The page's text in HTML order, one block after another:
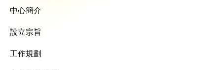
中心簡介
設立宗旨
工作規劃